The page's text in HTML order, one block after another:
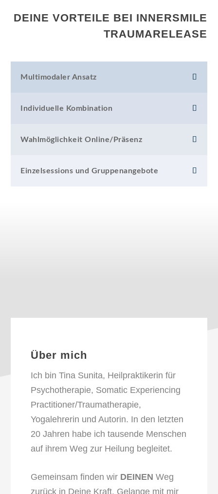
DEINE VORTEILE BEI INNERSMILE
TRAUMARELEASE
Multimodaler Ansatz
Individuelle Kombination
Wahlmöglichkeit Online/Präsenz
Einzelsessions und Gruppenangebote
Über mich
Ich bin Tina Sunita, Heilpraktikerin für
Psychotherapie, Somatic Experiencing
Practitioner/Traumatherapie,
Yogalehrerin und Autorin. In den letzten
20 Jahren habe ich tausende Menschen
auf ihrem Weg zur Heilung begleitet.
Gemeinsam finden wir DEINEN Weg
zurück in Deine Kraft. Gelange mit mir